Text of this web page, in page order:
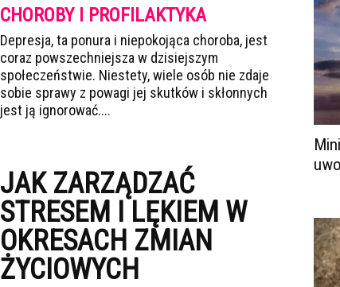
CHOROBY I PROFILAKTYKA
Depresja, ta ponura i niepokojąca choroba, jest
coraz powszechniejsza w dzisiejszym
społeczeństwie. Niestety, wiele osób nie zdaje
sobie sprawy z powagi jej skutków i skłonnych
jest ją ignorować....
JAK ZARZĄDZAĆ
STRESEM I LĘKIEM W
OKRESACH ZMIAN
ŻYCIOWYCH